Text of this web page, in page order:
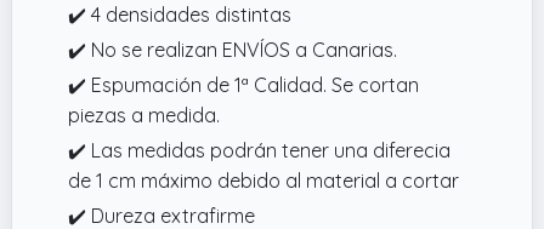
✔️ 4 densidades distintas
✔️ No se realizan ENVÍOS a Canarias.
✔️ Espumación de 1ª Calidad. Se cortan
piezas a medida.
✔️ Las medidas podrán tener una diferecia
de 1 cm máximo debido al material a cortar
✔️ Dureza extrafirme